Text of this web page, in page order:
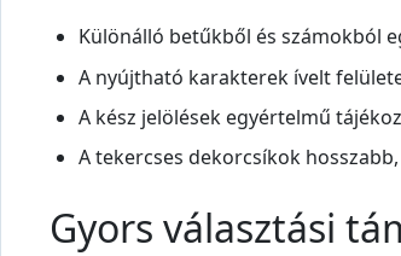
Különálló betűkből és számokból
A nyújtható karakterek ívelt
A kész jelölések egyértelmű
A tekercses dekorcsíkok
Gyors választási